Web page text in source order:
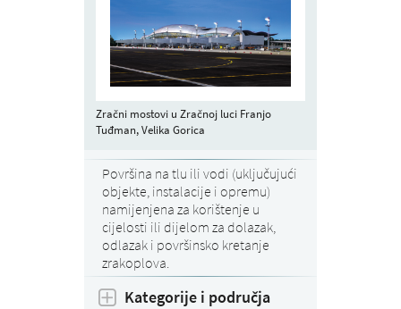
Zračni mostovi u Zračnoj luci Franjo
Tuđman, Velika Gorica
Površina na tlu ili vodi (uključujući
objekte, instalacije i opremu)
namijenjena za korištenje u
cijelosti ili dijelom za dolazak,
odlazak i površinsko kretanje
zrakoplova.
Kategorije i područja